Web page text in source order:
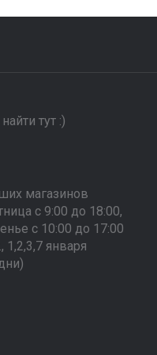
тут :)
магазинов
с 9:00 до 18:00,
с 10:00 до 17:00
1,2,3,7 января